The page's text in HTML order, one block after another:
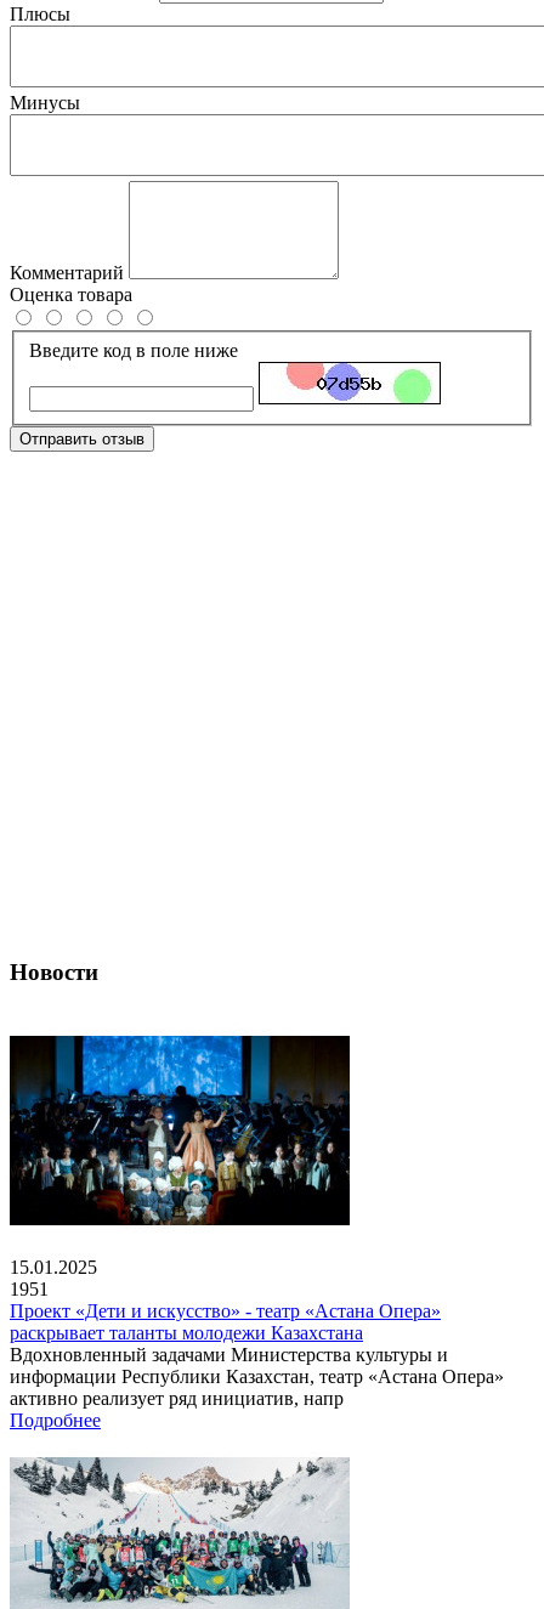
Плюсы
Минусы
Комментарий
Оценка товара
Введите код в поле ниже
Отправить отзыв
Новости
15.01.2025
1951
Проект «Дети и искусство» - театр «Астана Опера»
раскрывает таланты молодежи Казахстана
Вдохновленный задачами Министерства культуры и
информации Республики Казахстан, театр «Астана Опера»
активно реализует ряд инициатив, напр
Подробнее